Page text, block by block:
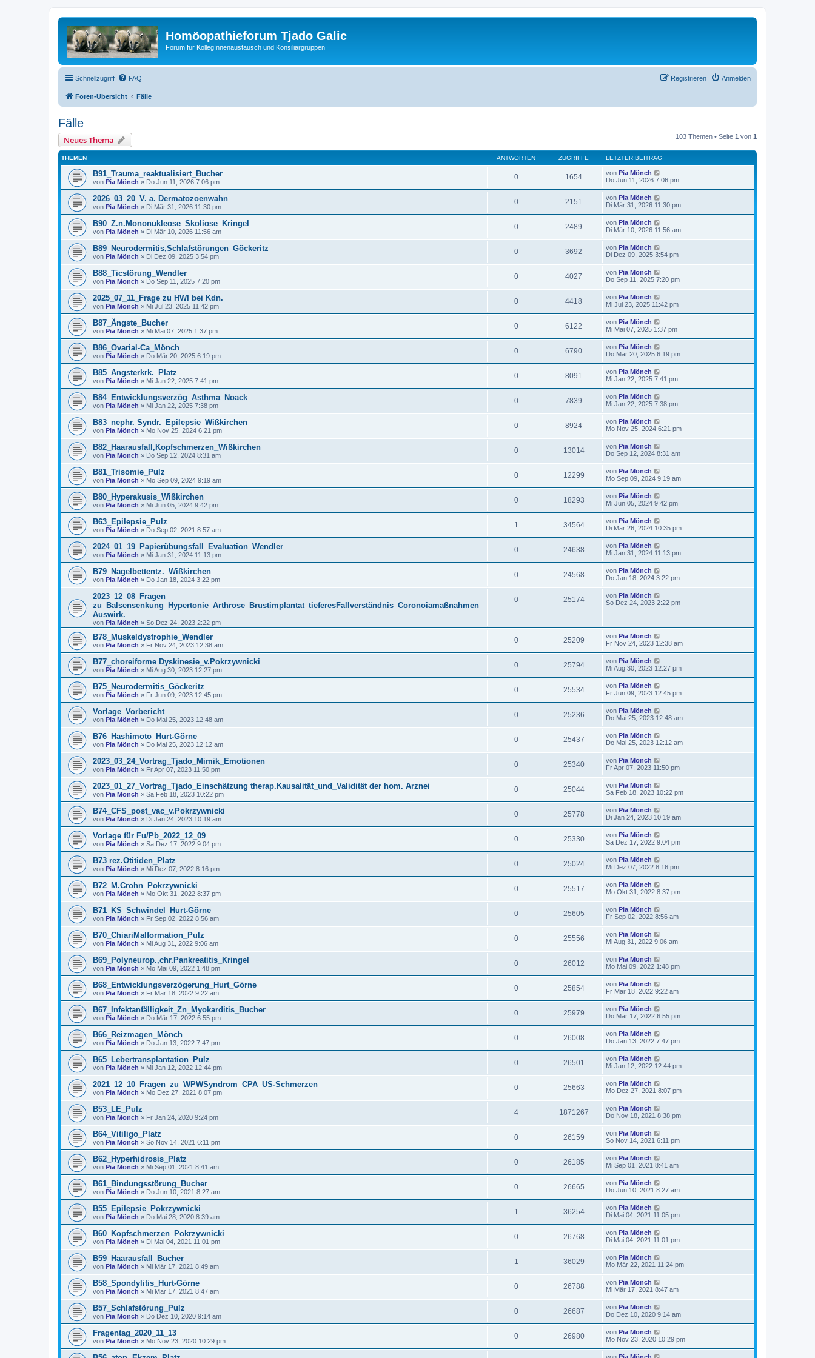
Homöopathieforum Tjado Galic
Forum für KollegInnenaustausch und Konsiliargruppen
Schnellzugriff FAQ Anmelden
Registrieren
Foren-Übersicht Fälle
Fälle
Neues Thema 103 Themen • Seite 1 von 1
THEMEN ANTWORTEN ZUGRIFFE LETZTER BEITRAG
B91_Trauma_reaktualisiert_Bucher
von Pia Mönch » Do Jun 11, 2026 7:06 pm
0 1654 von Pia Mönch
Do Jun 11, 2026 7:06 pm
2026_03_20_V. a. Dermatozoenwahn
von Pia Mönch » Di Mär 31, 2026 11:30 pm
0 2151 von Pia Mönch
Di Mär 31, 2026 11:30 pm
B90_Z.n.Mononukleose_Skoliose_Kringel
von Pia Mönch » Di Mär 10, 2026 11:56 am
0 2489 von Pia Mönch
Di Mär 10, 2026 11:56 am
B89_Neurodermitis,Schlafstörungen_Göckeritz
von Pia Mönch » Di Dez 09, 2025 3:54 pm
0 3692 von Pia Mönch
Di Dez 09, 2025 3:54 pm
B88_Ticstörung_Wendler
von Pia Mönch » Do Sep 11, 2025 7:20 pm
0 4027 von Pia Mönch
Do Sep 11, 2025 7:20 pm
2025_07_11_Frage zu HWI bei Kdn.
von Pia Mönch » Mi Jul 23, 2025 11:42 pm
0 4418 von Pia Mönch
Mi Jul 23, 2025 11:42 pm
B87_Ängste_Bucher
von Pia Mönch » Mi Mai 07, 2025 1:37 pm
0 6122 von Pia Mönch
Mi Mai 07, 2025 1:37 pm
B86_Ovarial-Ca_Mönch
von Pia Mönch » Do Mär 20, 2025 6:19 pm
0 6790 von Pia Mönch
Do Mär 20, 2025 6:19 pm
B85_Angsterkrk._Platz
von Pia Mönch » Mi Jan 22, 2025 7:41 pm
0 8091 von Pia Mönch
Mi Jan 22, 2025 7:41 pm
B84_Entwicklungsverzög_Asthma_Noack
von Pia Mönch » Mi Jan 22, 2025 7:38 pm
0 7839 von Pia Mönch
Mi Jan 22, 2025 7:38 pm
B83_nephr. Syndr._Epilepsie_Wißkirchen
von Pia Mönch » Mo Nov 25, 2024 6:21 pm
0 8924 von Pia Mönch
Mo Nov 25, 2024 6:21 pm
B82_Haarausfall,Kopfschmerzen_Wißkirchen
von Pia Mönch » Do Sep 12, 2024 8:31 am
0 13014 von Pia Mönch
Do Sep 12, 2024 8:31 am
B81_Trisomie_Pulz
von Pia Mönch » Mo Sep 09, 2024 9:19 am
0 12299 von Pia Mönch
Mo Sep 09, 2024 9:19 am
B80_Hyperakusis_Wißkirchen
von Pia Mönch » Mi Jun 05, 2024 9:42 pm
0 18293 von Pia Mönch
Mi Jun 05, 2024 9:42 pm
B63_Epilepsie_Pulz
von Pia Mönch » Do Sep 02, 2021 8:57 am
1 34564 von Pia Mönch
Di Mär 26, 2024 10:35 pm
2024_01_19_Papierübungsfall_Evaluation_Wendler
von Pia Mönch » Mi Jan 31, 2024 11:13 pm
0 24638 von Pia Mönch
Mi Jan 31, 2024 11:13 pm
B79_Nagelbettentz._Wißkirchen
von Pia Mönch » Do Jan 18, 2024 3:22 pm
0 24568 von Pia Mönch
Do Jan 18, 2024 3:22 pm
2023_12_08_Fragen
zu_Balsensenkung_Hypertonie_Arthrose_Brustimplantat_tieferesFallverständnis_Coronoiamaßnahmen
Auswirk.
von Pia Mönch » So Dez 24, 2023 2:22 pm
0 25174 von Pia Mönch
So Dez 24, 2023 2:22 pm
B78_Muskeldystrophie_Wendler
von Pia Mönch » Fr Nov 24, 2023 12:38 am
0 25209 von Pia Mönch
Fr Nov 24, 2023 12:38 am
B77_choreiforme Dyskinesie_v.Pokrzywnicki
von Pia Mönch » Mi Aug 30, 2023 12:27 pm
0 25794 von Pia Mönch
Mi Aug 30, 2023 12:27 pm
B75_Neurodermitis_Göckeritz
von Pia Mönch » Fr Jun 09, 2023 12:45 pm
0 25534 von Pia Mönch
Fr Jun 09, 2023 12:45 pm
Vorlage_Vorbericht
von Pia Mönch » Do Mai 25, 2023 12:48 am
0 25236 von Pia Mönch
Do Mai 25, 2023 12:48 am
B76_Hashimoto_Hurt-Görne
von Pia Mönch » Do Mai 25, 2023 12:12 am
0 25437 von Pia Mönch
Do Mai 25, 2023 12:12 am
2023_03_24_Vortrag_Tjado_Mimik_Emotionen
von Pia Mönch » Fr Apr 07, 2023 11:50 pm
0 25340 von Pia Mönch
Fr Apr 07, 2023 11:50 pm
2023_01_27_Vortrag_Tjado_Einschätzung therap.Kausalität_und_Validität der hom. Arznei
von Pia Mönch » Sa Feb 18, 2023 10:22 pm
0 25044 von Pia Mönch
Sa Feb 18, 2023 10:22 pm
B74_CFS_post_vac_v.Pokrzywnicki
von Pia Mönch » Di Jan 24, 2023 10:19 am
0 25778 von Pia Mönch
Di Jan 24, 2023 10:19 am
Vorlage für Fu/Pb_2022_12_09
von Pia Mönch » Sa Dez 17, 2022 9:04 pm
0 25330 von Pia Mönch
Sa Dez 17, 2022 9:04 pm
B73 rez.Otitiden_Platz
von Pia Mönch » Mi Dez 07, 2022 8:16 pm
0 25024 von Pia Mönch
Mi Dez 07, 2022 8:16 pm
B72_M.Crohn_Pokrzywnicki
von Pia Mönch » Mo Okt 31, 2022 8:37 pm
0 25517 von Pia Mönch
Mo Okt 31, 2022 8:37 pm
B71_KS_Schwindel_Hurt-Görne
von Pia Mönch » Fr Sep 02, 2022 8:56 am
0 25605 von Pia Mönch
Fr Sep 02, 2022 8:56 am
B70_ChiariMalformation_Pulz
von Pia Mönch » Mi Aug 31, 2022 9:06 am
0 25556 von Pia Mönch
Mi Aug 31, 2022 9:06 am
B69_Polyneurop.,chr.Pankreatitis_Kringel
von Pia Mönch » Mo Mai 09, 2022 1:48 pm
0 26012 von Pia Mönch
Mo Mai 09, 2022 1:48 pm
B68_Entwicklungsverzögerung_Hurt_Görne
von Pia Mönch » Fr Mär 18, 2022 9:22 am
0 25854 von Pia Mönch
Fr Mär 18, 2022 9:22 am
B67_Infektanfälligkeit_Zn_Myokarditis_Bucher
von Pia Mönch » Do Mär 17, 2022 6:55 pm
0 25979 von Pia Mönch
Do Mär 17, 2022 6:55 pm
B66_Reizmagen_Mönch
von Pia Mönch » Do Jan 13, 2022 7:47 pm
0 26008 von Pia Mönch
Do Jan 13, 2022 7:47 pm
B65_Lebertransplantation_Pulz
von Pia Mönch » Mi Jan 12, 2022 12:44 pm
0 26501 von Pia Mönch
Mi Jan 12, 2022 12:44 pm
2021_12_10_Fragen_zu_WPWSyndrom_CPA_US-Schmerzen
von Pia Mönch » Mo Dez 27, 2021 8:07 pm
0 25663 von Pia Mönch
Mo Dez 27, 2021 8:07 pm
B53_LE_Pulz
von Pia Mönch » Fr Jan 24, 2020 9:24 pm
4 1871267 von Pia Mönch
Do Nov 18, 2021 8:38 pm
B64_Vitiligo_Platz
von Pia Mönch » So Nov 14, 2021 6:11 pm
0 26159 von Pia Mönch
So Nov 14, 2021 6:11 pm
B62_Hyperhidrosis_Platz
von Pia Mönch » Mi Sep 01, 2021 8:41 am
0 26185 von Pia Mönch
Mi Sep 01, 2021 8:41 am
B61_Bindungsstörung_Bucher
von Pia Mönch » Do Jun 10, 2021 8:27 am
0 26665 von Pia Mönch
Do Jun 10, 2021 8:27 am
B55_Epilepsie_Pokrzywnicki
von Pia Mönch » Do Mai 28, 2020 8:39 am
1 36254 von Pia Mönch
Di Mai 04, 2021 11:05 pm
B60_Kopfschmerzen_Pokrzywnicki
von Pia Mönch » Di Mai 04, 2021 11:01 pm
0 26768 von Pia Mönch
Di Mai 04, 2021 11:01 pm
B59_Haarausfall_Bucher
von Pia Mönch » Mi Mär 17, 2021 8:49 am
1 36029 von Pia Mönch
Mo Mär 22, 2021 11:24 pm
B58_Spondylitis_Hurt-Görne
von Pia Mönch » Mi Mär 17, 2021 8:47 am
0 26788 von Pia Mönch
Mi Mär 17, 2021 8:47 am
B57_Schlafstörung_Pulz
von Pia Mönch » Do Dez 10, 2020 9:14 am
0 26687 von Pia Mönch
Do Dez 10, 2020 9:14 am
Fragentag_2020_11_13
von Pia Mönch » Mo Nov 23, 2020 10:29 pm
0 26980 von Pia Mönch
Mo Nov 23, 2020 10:29 pm
von Pia Mönch